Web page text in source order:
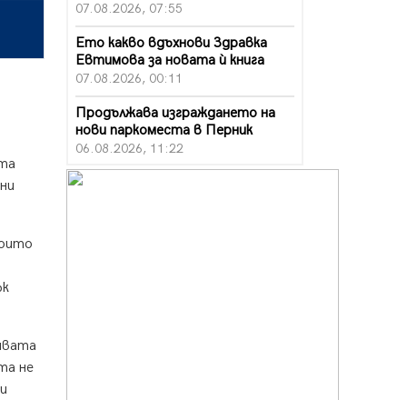
не
07.08.2026, 07:55
Ето какво вдъхнови Здравка
Евтимова за новата ѝ книга
07.08.2026, 00:11
Продължава изграждането на
нови паркоместа в Перник
06.08.2026, 11:22
Върви почистване на главен път